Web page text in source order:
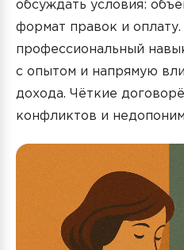
обсуждать условия:
формат правок и
профессиональный
с опытом и напрямую
дохода. Чёткие
конфликтов и